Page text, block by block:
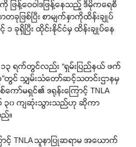
SHAN
keeps our voice
Join us today and help
where every story is
voice counts, and
can thrive.
Donate Now
ြန့်ဝေဝါဒဖြန့်နေသည့် ဒီမိုကရေစီ
ခုဖြစ်ပြီး စာမျက်နှာကိုထိန်းချုပ်
ခုရှိပြီး ထိုင်းနိုင်ငံမှ ထိန်းချုပ်နေ
၃ ရက်တွင်လည်း “ရှမ်းပြည်နယ် ဖက်
တွင် သျှမ်းသံတော်ဆင့်သတင်းဌာနမှ
ကော်မရှင်၏ ဒရုန်းကြောင့် TNLA
၃၀ ကျဆုံးသွားသည်ဟု ဆိုကာ
ည်။
ာင့် TNLA သူနာပြုဆရာမ အယောက်